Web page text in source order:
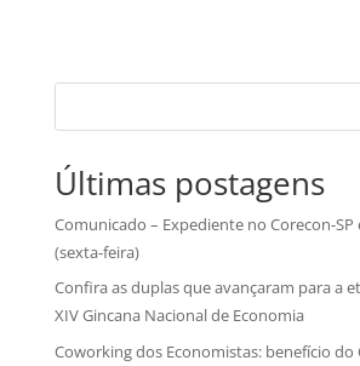
Últimas postagens
Comunicado – Expediente no Corecon-SP
(sexta-feira)
Confira as duplas que avançaram para a
XIV Gincana Nacional de Economia
Coworking dos Economistas: benefício do